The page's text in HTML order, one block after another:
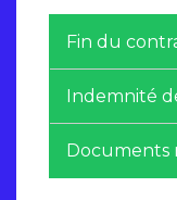
Fin du
Indemnité
Documents